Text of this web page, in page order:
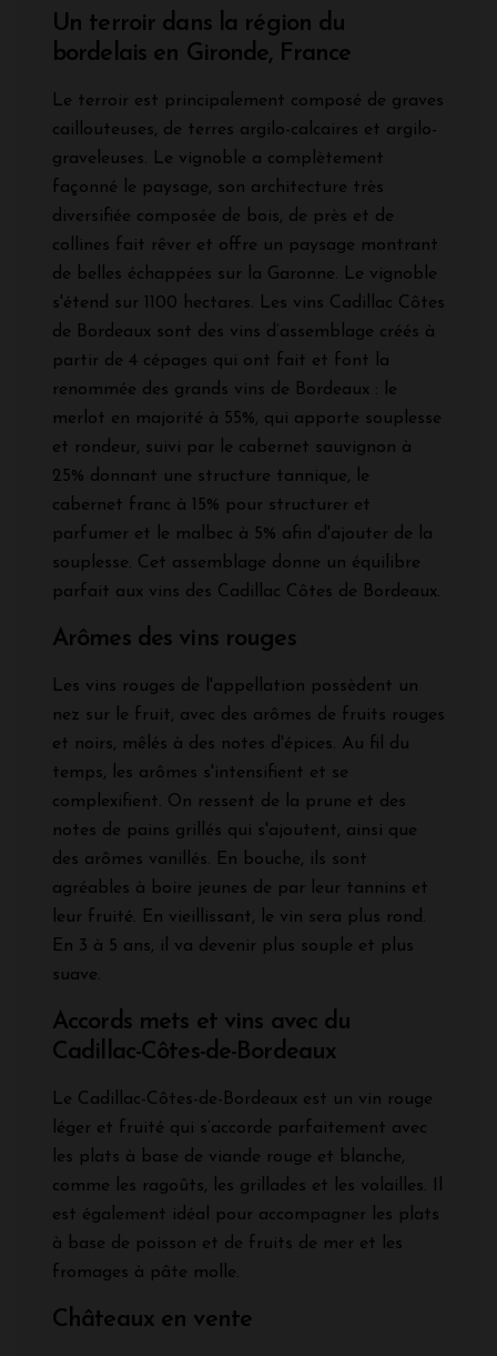
Un terroir dans la région du
bordelais en Gironde, France
Le terroir est principalement composé de graves
caillouteuses, de terres argilo-calcaires et argilo-
graveleuses. Le vignoble a complètement
façonné le paysage, son architecture très
diversifiée composée de bois, de près et de
collines fait rêver et offre un paysage montrant
de belles échappées sur la Garonne. Le vignoble
s'étend sur 1100 hectares. Les vins Cadillac Côtes
de Bordeaux sont des vins d’assemblage créés à
partir de 4 cépages qui ont fait et font la
renommée des grands vins de Bordeaux : le
merlot en majorité à 55%, qui apporte souplesse
et rondeur, suivi par le cabernet sauvignon à
25% donnant une structure tannique, le
cabernet franc à 15% pour structurer et
parfumer et le malbec à 5% afin d'ajouter de la
souplesse. Cet assemblage donne un équilibre
parfait aux vins des Cadillac Côtes de Bordeaux.
Arômes des vins rouges
Les vins rouges de l'appellation possèdent un
nez sur le fruit, avec des arômes de fruits rouges
et noirs, mêlés à des notes d'épices. Au fil du
temps, les arômes s'intensifient et se
complexifient. On ressent de la prune et des
notes de pains grillés qui s'ajoutent, ainsi que
des arômes vanillés. En bouche, ils sont
agréables à boire jeunes de par leur tannins et
leur fruité. En vieillissant, le vin sera plus rond.
En 3 à 5 ans, il va devenir plus souple et plus
suave.
Accords mets et vins avec du
Cadillac-Côtes-de-Bordeaux
Le Cadillac-Côtes-de-Bordeaux est un vin rouge
léger et fruité qui s’accorde parfaitement avec
les plats à base de viande rouge et blanche,
comme les ragoûts, les grillades et les volailles. Il
est également idéal pour accompagner les plats
à base de poisson et de fruits de mer et les
fromages à pâte molle.
Châteaux en vente